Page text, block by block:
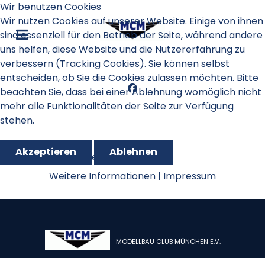
Oktoberfestpokal 2013
MODELLBAU CLUB MÜNCHEN E.V.
Wir benutzen Cookies
Wir nutzen Cookies auf unserer Website. Einige von ihnen
sind essenziell für den Betrieb der Seite, während andere
uns helfen, diese Website und die Nutzererfahrung zu
verbessern (Tracking Cookies). Sie können selbst
entscheiden, ob Sie die Cookies zulassen möchten. Bitte
beachten Sie, dass bei einer Ablehnung womöglich nicht
mehr alle Funktionalitäten der Seite zur Verfügung
stehen.
Akzeptieren
Ablehnen
Weitere Informationen | Impressum